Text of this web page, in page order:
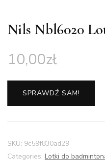
Nils Nbl6020
10,00zł
SPRAWDŹ SAM!
SKU: 9c59f830ad29
Categories: Lotki do